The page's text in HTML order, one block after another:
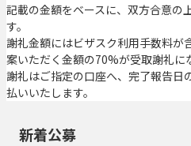
記載の金額をベースに、双方合意の
す。
謝礼金額にはビザスク利用手数料が
案いただく金額の70%が受取謝礼に
謝礼はご指定の口座へ、完了報告日
払いいたします。
新着公募